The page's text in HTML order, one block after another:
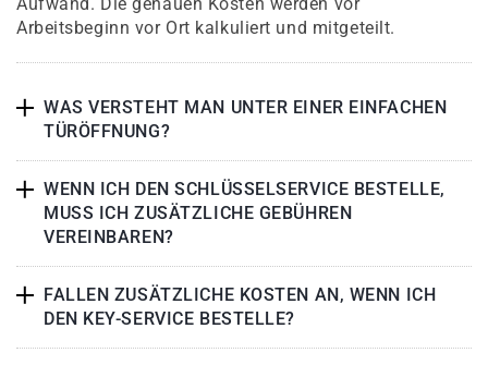
Arbeitsbeginn vor Ort kalkuliert und mitgeteilt.
WAS VERSTEHT MAN UNTER EINER EINFACHEN
TÜRÖFFNUNG?
WENN ICH DEN SCHLÜSSELSERVICE BESTELLE,
MUSS ICH ZUSÄTZLICHE GEBÜHREN
VEREINBAREN?
FALLEN ZUSÄTZLICHE KOSTEN AN, WENN ICH
DEN KEY-SERVICE BESTELLE?